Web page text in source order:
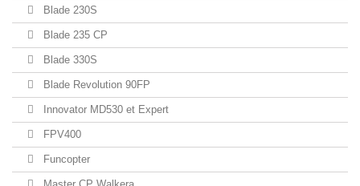
Blade 230S
Blade 235 CP
Blade 330S
Blade Revolution 90FP
Innovator MD530 et Expert
FPV400
Funcopter